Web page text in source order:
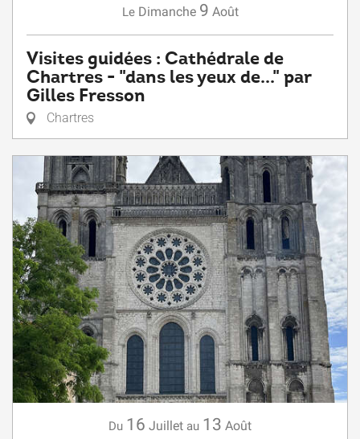
Le Dimanche 9 Août
Visites guidées : Cathédrale de
Chartres - "dans les yeux de..." par
Gilles Fresson
Chartres
Du 16 Juillet au 13 Août